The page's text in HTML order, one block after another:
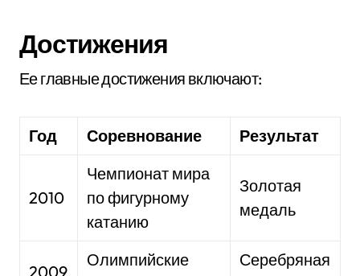
Достижения
Ее главные достижения включают:
Год Соревнование Результат
2010
Чемпионат мира
по фигурному
катанию
Золотая
медаль
2009
Олимпийские
Серебряная